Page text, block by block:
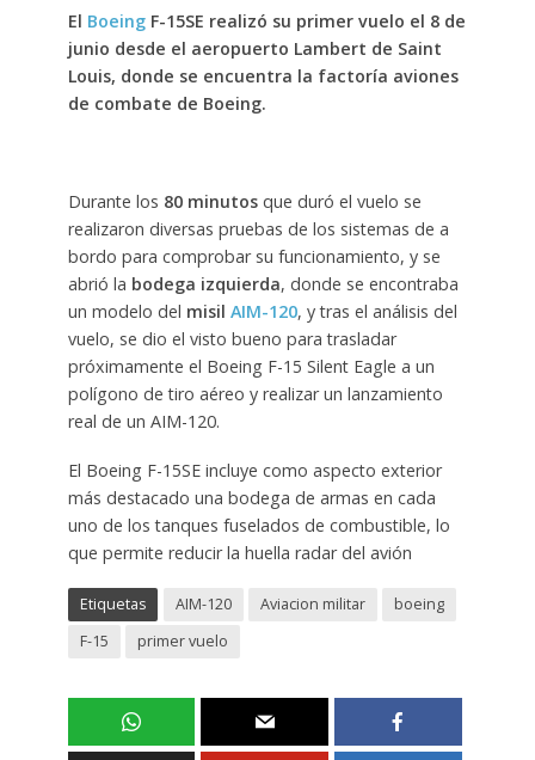
El BoeingF-15SE realizó su primer vuelo el 8 de
junio desde el aeropuerto Lambert de Saint
Louis, donde se encuentra la factoría aviones
de combate de Boeing.
Durante los 80 minutosque duró el vuelo se
realizaron diversas pruebas de los sistemas de a
bordo para comprobar su funcionamiento, y se
abrió la bodega izquierda, donde se encontraba
un modelo del misil AIM-120, y tras el análisis del
vuelo, se dio el visto bueno para trasladar
próximamente el Boeing F-15 Silent Eagle a un
polígono de tiro aéreo y realizar un lanzamiento
real de un AIM-120.
El Boeing F-15SE incluye como aspecto exterior
más destacado una bodega de armas en cada
uno de los tanques fuselados de combustible, lo
que permite reducir la huella radar del avión
Etiquetas AIM-120 Aviacion militar
boeing
F-15
primer vuelo